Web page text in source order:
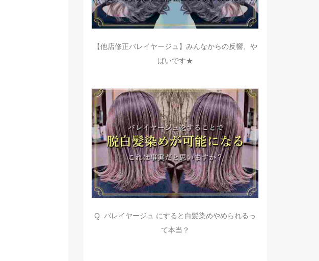
【他店修正バレイヤージュ】みんなからの反響、や
ばいです★
Q. バレイヤージュ にすると白髪染めやめられるっ
て本当？